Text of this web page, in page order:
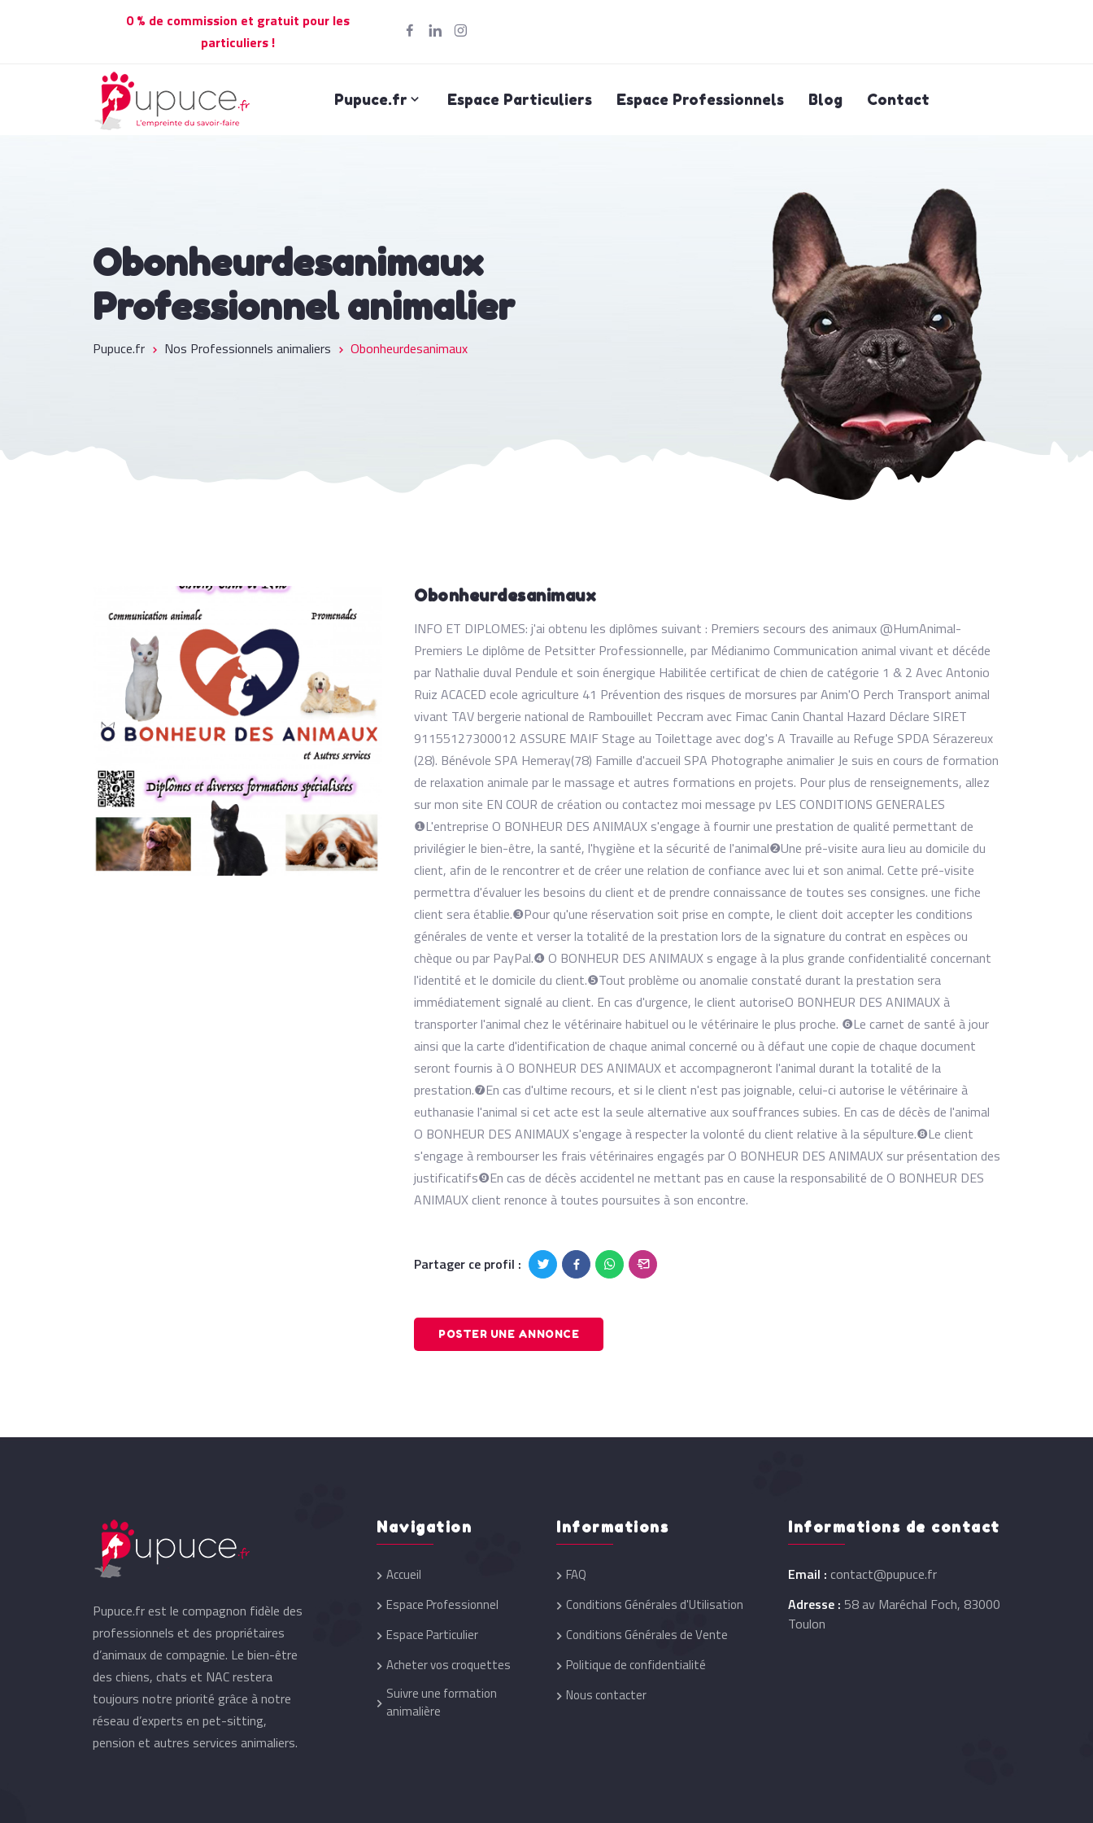
0 % de commission et gratuit pour les
particuliers !
Pupuce.fr Espace Particuliers Espace Professionnels Blog Contact
Obonheurdesanimaux
Professionnel animalier
Pupuce.fr Nos Professionnels animaliers Obonheurdesanimaux
Obonheurdesanimaux
INFO ET DIPLOMES: j'ai obtenu les diplômes suivant : Premiers secours des animaux @HumAnimal-
Premiers Le diplôme de Petsitter Professionnelle, par Médianimo Communication animal vivant et décéde
par Nathalie duval Pendule et soin énergique Habilitée certificat de chien de catégorie 1 & 2 Avec Antonio
Ruiz ACACED ecole agriculture 41 Prévention des risques de morsures par Anim'O Perch Transport animal
vivant TAV bergerie national de Rambouillet Peccram avec Fimac Canin Chantal Hazard Déclare SIRET
91155127300012 ASSURE MAIF Stage au Toilettage avec dog's A Travaille au Refuge SPDA Sérazereux
(28). Bénévole SPA Hemeray(78) Famille d'accueil SPA Photographe animalier Je suis en cours de formation
de relaxation animale par le massage et autres formations en projets. Pour plus de renseignements, allez
sur mon site EN COUR de création ou contactez moi message pv LES CONDITIONS GENERALES
❶L'entreprise O BONHEUR DES ANIMAUX s'engage à fournir une prestation de qualité permettant de
privilégier le bien-être, la santé, l'hygiène et la sécurité de l'animal ​❷Une pré-visite aura lieu au domicile du
client, afin de le rencontrer et de créer une relation de confiance avec lui et son animal. Cette pré-visite
permettra d'évaluer les besoins du client et de prendre connaissance de toutes ses consignes. une fiche
client sera établie. ​❸Pour qu'une réservation soit prise en compte, le client doit accepter les conditions
générales de vente et verser la totalité de la prestation lors de la signature du contrat en espèces ou
chèque ou par PayPal. ​❹ O BONHEUR DES ANIMAUX s engage à la plus grande confidentialité concernant
l'identité et le domicile du client. ​❺Tout problème ou anomalie constaté durant la prestation sera
immédiatement signalé au client. En cas d'urgence, le client autoriseO BONHEUR DES ANIMAUX à
transporter l'animal chez le vétérinaire habituel ou le vétérinaire le plus proche. ❻Le carnet de santé à jour
ainsi que la carte d'identification de chaque animal concerné ou à défaut une copie de chaque document
seront fournis à O BONHEUR DES ANIMAUX et accompagneront l'animal durant la totalité de la
prestation. ​❼En cas d'ultime recours, et si le client n'est pas joignable, celui-ci autorise le vétérinaire à
euthanasie l'animal si cet acte est la seule alternative aux souffrances subies. En cas de décès de l'animal
O BONHEUR DES ANIMAUX s'engage à respecter la volonté du client relative à la sépulture. ​❽Le client
s'engage à rembourser les frais vétérinaires engagés par O BONHEUR DES ANIMAUX sur présentation des
justificatifs ​❾En cas de décès accidentel ne mettant pas en cause la responsabilité de O BONHEUR DES
ANIMAUX client renonce à toutes poursuites à son encontre.
Partager ce profil :
POSTER UNE ANNONCE
Pupuce.fr est le compagnon fidèle des
professionnels et des propriétaires
d’animaux de compagnie. Le bien-être
des chiens, chats et NAC restera
toujours notre priorité grâce à notre
réseau d’experts en pet-sitting,
pension et autres services animaliers.
Navigation
Accueil
Espace Professionnel
Espace Particulier
Acheter vos croquettes
Suivre une formation
animalière
Informations
FAQ
Conditions Générales d'Utilisation
Conditions Générales de Vente
Politique de confidentialité
Nous contacter
Informations de contact
Email : contact@pupuce.fr
Adresse : 58 av Maréchal Foch, 83000
Toulon